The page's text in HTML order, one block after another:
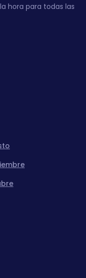
hora para todas las